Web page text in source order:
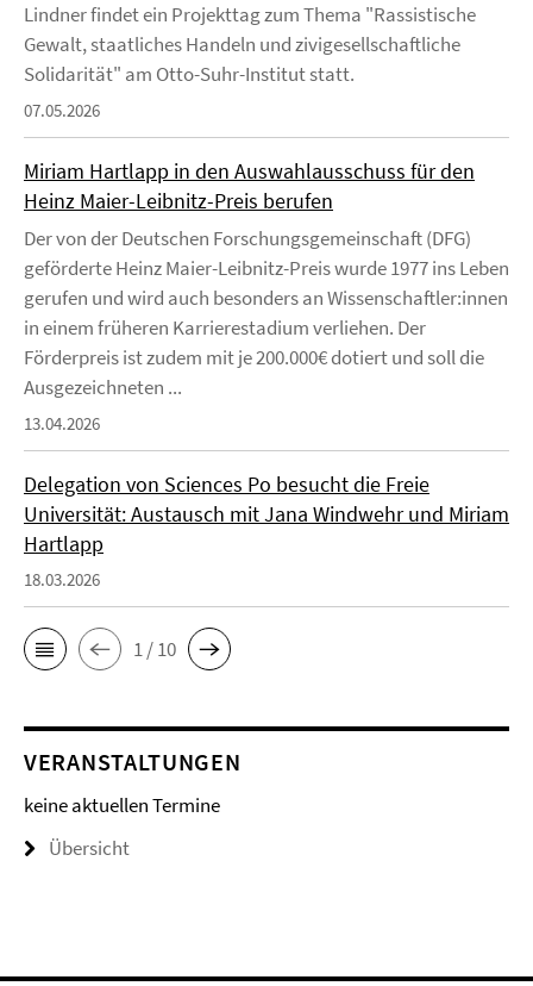
Lindner findet ein Projekttag zum Thema "Rassistische
Gewalt, staatliches Handeln und zivigesellschaftliche
Solidarität" am Otto-Suhr-Institut statt.
07.05.2026
Miriam Hartlapp in den Auswahlausschuss für den
Heinz Maier-Leibnitz-Preis berufen
Der von der Deutschen Forschungsgemeinschaft (DFG)
geförderte Heinz Maier-Leibnitz-Preis wurde 1977 ins Leben
gerufen und wird auch besonders an Wissenschaftler:innen
in einem früheren Karrierestadium verliehen. Der
Förderpreis ist zudem mit je 200.000€ dotiert und soll die
Ausgezeichneten ...
13.04.2026
Delegation von Sciences Po besucht die Freie
Universität: Austausch mit Jana Windwehr und Miriam
Hartlapp
18.03.2026
1 / 10
VERANSTALTUNGEN
keine aktuellen Termine
Übersicht